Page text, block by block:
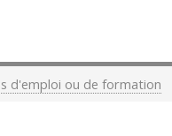
d'emploi ou de formation